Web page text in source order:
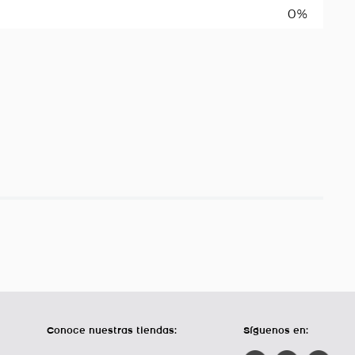
0%
Conoce nuestras tiendas: Síguenos en: